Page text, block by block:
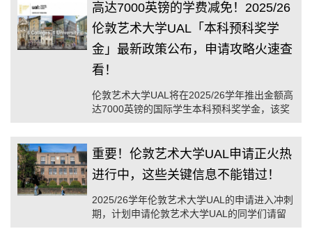
高达7000英镑的学费减免！2025/26
伦敦艺术大学UAL「本科预科奖学
金」最新政策公布，申请攻略火速查
看！
伦敦艺术大学UAL将在2025/26学年推出金额高
达7000英镑的国际学生本科预科奖学金，该奖
英镑的学费减免！
重要！伦敦艺术大学UAL申请正火热
进行中，这些关键信息不能错过！
2025/26学年伦敦艺术大学UAL的申请进入冲刺
期，计划申请伦敦艺术大学UAL的同学们请留